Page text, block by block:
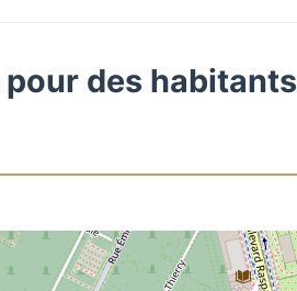
pour des habitants